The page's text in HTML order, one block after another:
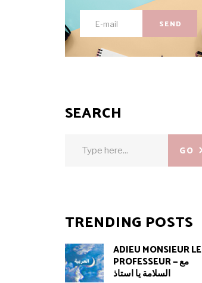
SEND
SEARCH
GO
TRENDING POSTS
ADIEU MONSIEUR LE
PROFESSEUR — مع
السلامة يا استاذ